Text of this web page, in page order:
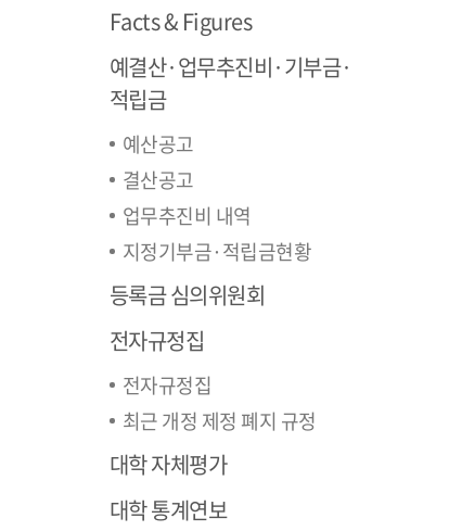
Facts & Figures
예결산·업무추진비·기부금·
적립금
예산공고
결산공고
업무추진비 내역
지정기부금·적립금현황
등록금 심의위원회
전자규정집
전자규정집
최근 개정 제정 폐지 규정
대학 자체평가
대학 통계연보